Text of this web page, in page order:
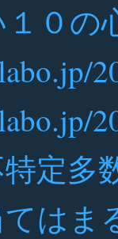
０の
定多
は